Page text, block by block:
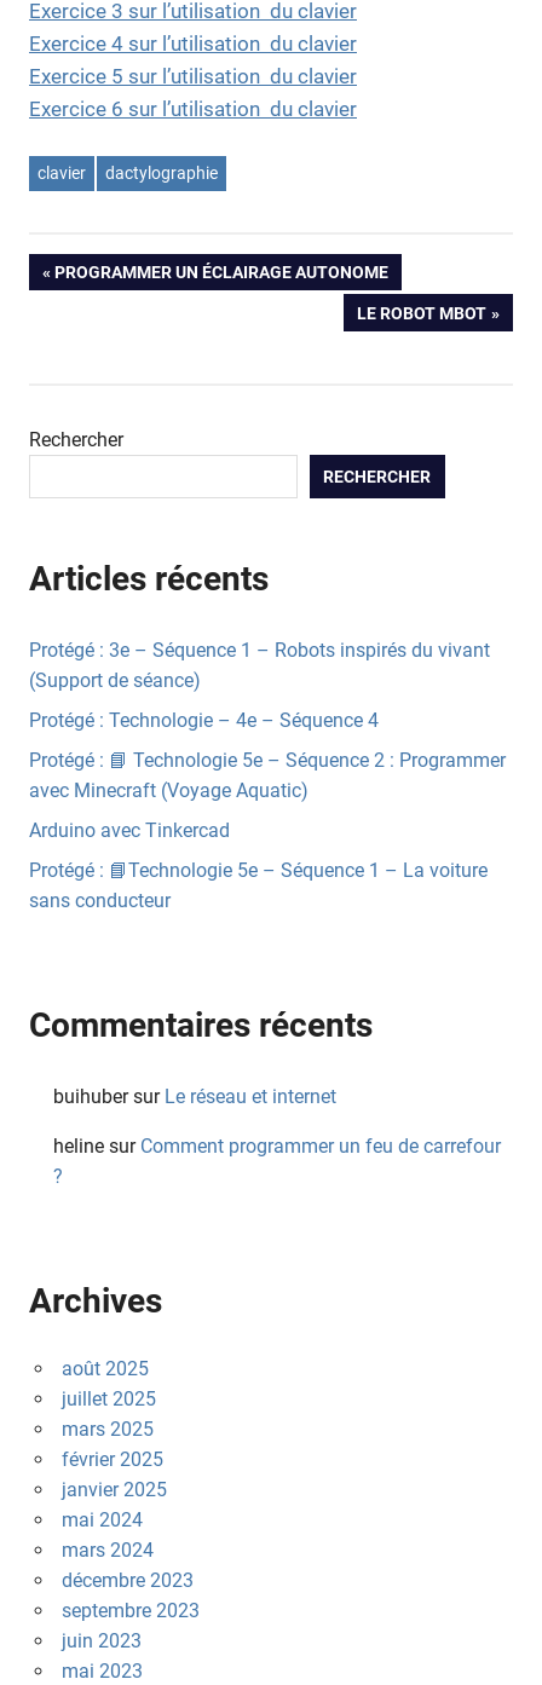
Exercice 3 sur l’utilisation du clavier
Exercice 4 sur l’utilisation du clavier
Exercice 5 sur l’utilisation du clavier
Exercice 6 sur l’utilisation du clavier
clavier dactylographie
Navigation
PREVIOUS
PROGRAMMER UN ÉCLAIRAGE AUTONOME
NEXT
LE ROBOT MBOT
Rechercher
RECHERCHER
Articles récents
Protégé : 3e – Séquence 1 – Robots inspirés du vivant
(Support de séance)
Protégé : Technologie – 4e – Séquence 4
Protégé : 📘 Technologie 5e – Séquence 2 : Programmer
avec Minecraft (Voyage Aquatic)
Arduino avec Tinkercad
Protégé : 📘Technologie 5e – Séquence 1 – La voiture
sans conducteur
Commentaires récents
buihubersur Le réseau et internet
heline sur Comment programmer un feu de carrefour
?
Archives
août 2025
juillet 2025
mars 2025
février 2025
janvier 2025
mai 2024
mars 2024
décembre 2023
septembre 2023
juin 2023
mai 2023